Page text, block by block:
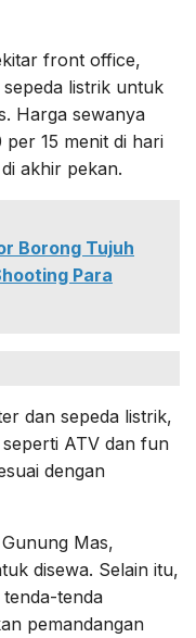
front office,
listrik untuk
Harga sewanya
15 menit di hari
akhir pekan.
Borong Tujuh
Para
dan sepeda listrik,
ATV dan fun
dengan
Mas,
disewa. Selain itu,
tenda
pemandangan